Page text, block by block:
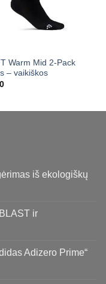
Warm Mid 2-Pack
– vaikiškos
iš ekologiškų
ir
Adizero Prime“